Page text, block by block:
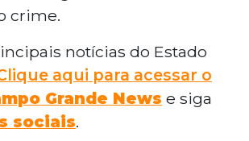
crime.
notícias do Estado
aqui para acessar o
Grande News e siga
sociais.